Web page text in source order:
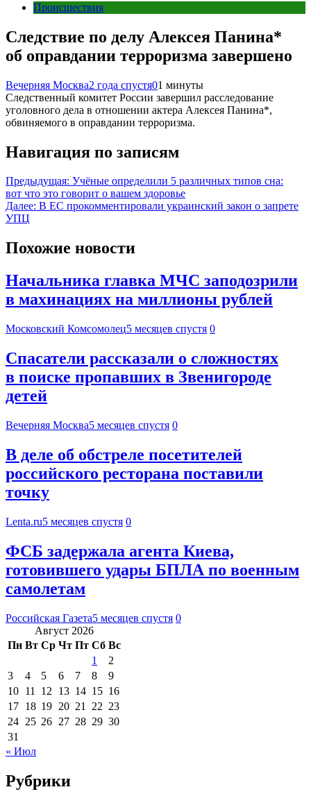
Происшествия
Следствие по делу Алексея Панина*
об оправдании терроризма завершено
Вечерняя Москва2 года спустя01 минуты
Следственный комитет России завершил расследование
уголовного дела в отношении актера Алексея Панина*,
обвиняемого в оправдании терроризма.
Навигация по записям
Предыдущая: Учёные определили 5 различных типов сна:
вот что это говорит о вашем здоровье
Далее: В ЕС прокомментировали украинский закон о запрете
УПЦ
Похожие новости
Начальника главка МЧС заподозрили
в махинациях на миллионы рублей
Московский Комсомолец5 месяцев спустя 0
Спасатели рассказали о сложностях
в поиске пропавших в Звенигороде
детей
Вечерняя Москва5 месяцев спустя 0
В деле об обстреле посетителей
российского ресторана поставили
точку
Lenta.ru5 месяцев спустя 0
ФСБ задержала агента Киева,
готовившего удары БПЛА по военным
самолетам
Российская Газета5 месяцев спустя 0
Август 2026
Пн Вт Ср Чт Пт Сб Вс
1
2
3
4 5 6 7 8
9
10 11 12 13 14 15 16
17 18 19 20 21 22 23
24 25 26 27 28 29 30
31
« Июл
Рубрики